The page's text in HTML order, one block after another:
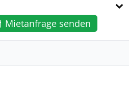
Mietanfrage senden